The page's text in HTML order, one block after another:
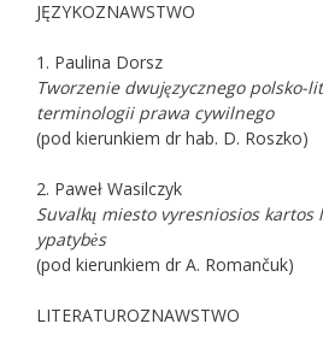
JĘZYKOZNAWSTWO
1. Paulina Dorsz
Tworzenie dwujęzycznego polsko-
terminologii prawa cywilnego
(pod kierunkiem dr hab. D. Roszko)
2. Paweł Wasilczyk
Suvalkų miesto vyresniosios kartos
ypatybės
(pod kierunkiem dr A. Romančuk)
LITERATUROZNAWSTWO